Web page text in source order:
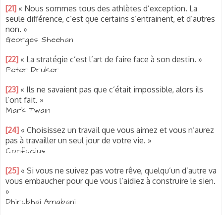
[21] « Nous sommes tous des athlètes d’exception. La
seule différence, c’est que certains s’entrainent, et d’autres
non. »
Georges Sheehan
[22] « La stratégie c’est l’art de faire face à son destin. »
Peter Druker
[23] « Ils ne savaient pas que c’était impossible, alors ils
l’ont fait. »
Mark Twain
[24] « Choisissez un travail que vous aimez et vous n’aurez
pas à travailler un seul jour de votre vie. »
Confucius
[25] « Si vous ne suivez pas votre rêve, quelqu’un d’autre va
vous embaucher pour que vous l’aidiez à construire le sien.
»
Dhirubhai Amabani